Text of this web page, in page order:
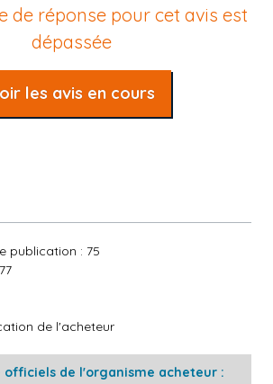
de réponse pour cet avis est
dépassée
les avis en cours
publication : 75
de l'acheteur
officiels de l'organisme acheteur :